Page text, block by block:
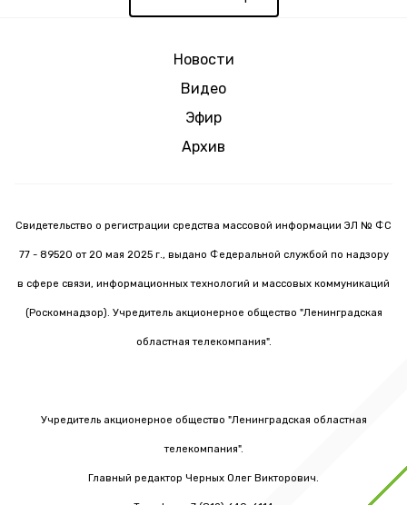
Новости
Видео
Эфир
Архив
Свидетельство о регистрации средства массовой информации ЭЛ № ФС
77 - 89520 от 20 мая 2025 г., выдано Федеральной службой по надзору
в сфере связи, информационных технологий и массовых коммуникаций
(Роскомнадзор). Учредитель акционерное общество "Ленинградская
областная телекомпания".
Учредитель акционерное общество "Ленинградская областная
телекомпания".
Главный редактор Черных Олег Викторович.